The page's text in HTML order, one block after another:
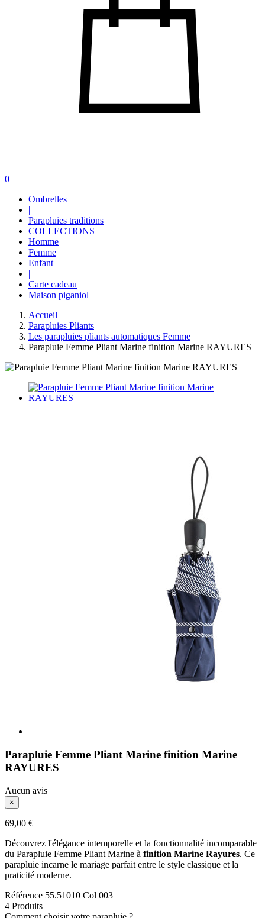
0
Ombrelles
|
Parapluies traditions
COLLECTIONS
Homme
Femme
Enfant
|
Carte cadeau
Maison piganiol
Accueil
Parapluies Pliants
Les parapluies pliants automatiques Femme
Parapluie Femme Pliant Marine finition Marine RAYURES
Parapluie Femme Pliant Marine finition Marine
RAYURES
Aucun avis
×
69,00 €
Découvrez l'élégance intemporelle et la fonctionnalité incomparable
du Parapluie Femme Pliant Marine à finition Marine Rayures. Ce
parapluie incarne le mariage parfait entre le style classique et la
praticité moderne.
Référence 55.51010 Col 003
4 Produits